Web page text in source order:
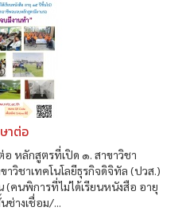
าต่อ
หลักสูตรที่เปิด ๑. สาขาวิชา
วิชาเทคโนโลยีธุรกิจดิจิทัล (ปวส.)
คนพิการที่ไม่ได้เรียนหนังสือ อายุ
างเชื่อม/...